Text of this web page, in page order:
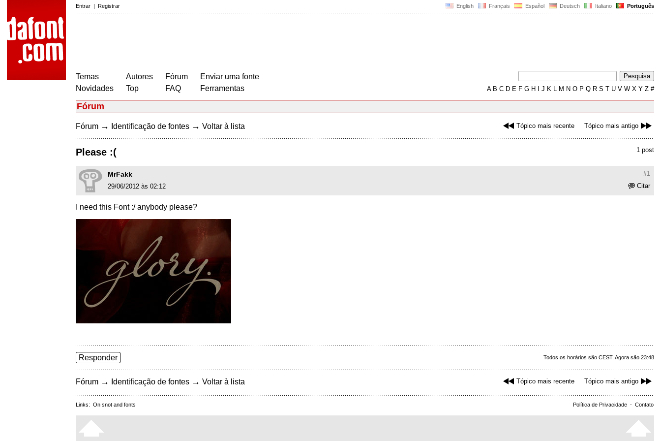
English Français Español Deutsch Italiano Português
Entrar | Registrar
Temas
Novidades
Autores
Top
Fórum
FAQ
Enviar uma fonte
Ferramentas
AB C D E F G H J K L M N O P Q R S T U V W X Y Z #
Fórum
Tópico mais recente Tópico mais antigo
Fórum → Identificação de fontes → Voltar à lista
1 post
Please :(
#1
MrFakk
Citar
29/06/2012 às 02:12
I need this Font :/ anybody please?
Todos os horários são CEST. Agora são 23:48
Responder
Tópico mais recente Tópico mais antigo
Fórum → Identificação de fontes → Voltar à lista
Política de Privacidade - Contato
Links: On snot and fonts